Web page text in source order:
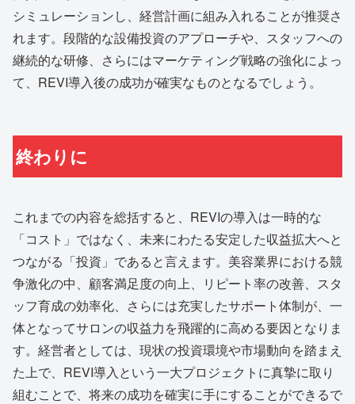
シミュレーションし、経営計画に組み入れることが推奨さ
れます。段階的な設備投資のアプローチや、スタッフへの
継続的な研修、さらにはマーケティング戦略の強化によっ
て、REVI導入後の成功が確実なものとなるでしょう。
終わりに
これまでの内容を総括すると、REVIの導入は一時的な
「コスト」ではなく、未来にわたる安定した収益拡大へと
つながる「投資」であると言えます。美容業界における競
争激化の中、顧客満足度の向上、リピート率の改善、スタ
ッフ育成の効率化、さらには充実したサポート体制が、一
体となってサロンの収益力を飛躍的に高める要因となりま
す。経営者としては、現状の投資環境や市場動向を踏まえ
た上で、REVI導入という一大プロジェクトに真摯に取り
組むことで、将来の成功を確実に手にすることができるで